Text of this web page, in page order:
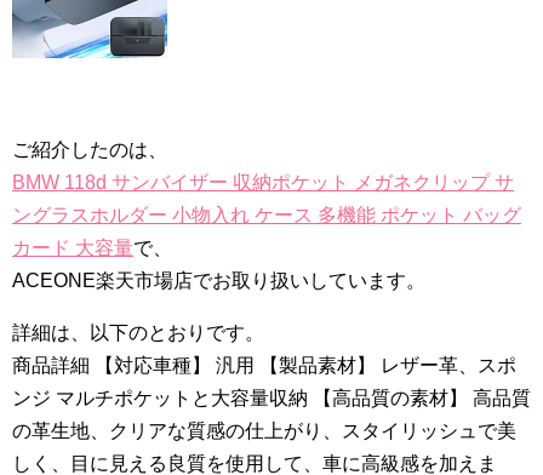
ご紹介したのは、
BMW 118d サンバイザー 収納ポケット メガネクリップ サ
ングラスホルダー 小物入れ ケース 多機能 ポケット バッグ
カード 大容量で、
ACEONE楽天市場店でお取り扱いしています。
詳細は、以下のとおりです。
商品詳細 【対応車種】 汎用 【製品素材】 レザー革、スポ
ンジ マルチポケットと大容量収納 【高品質の素材】 高品質
の革生地、クリアな質感の仕上がり、スタイリッシュで美
しく、目に見える良質を使用して、車に高級感を加えま